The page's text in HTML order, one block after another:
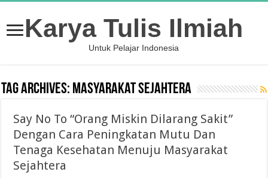
Karya Tulis Ilmiah
Untuk Pelajar Indonesia
Tag Archives: Masyarakat Sejahtera
Say No To “Orang Miskin Dilarang Sakit”
Dengan Cara Peningkatan Mutu Dan
Tenaga Kesehatan Menuju Masyarakat
Sejahtera